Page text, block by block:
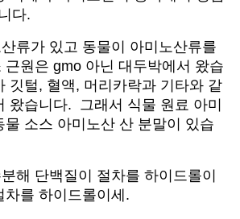
다.
류가 있고 동물이 아미노산류를
근원은 gmo 아닌 대두박에서 왔습
깃털, 혈액, 머리카락과 기타와 같
왔습니다. 그래서 식물 원료 아미
물 소스 아미노산 산 분말이 있습
해 단백질이 절차를 하이드롤이
차를 하이드롤이세.